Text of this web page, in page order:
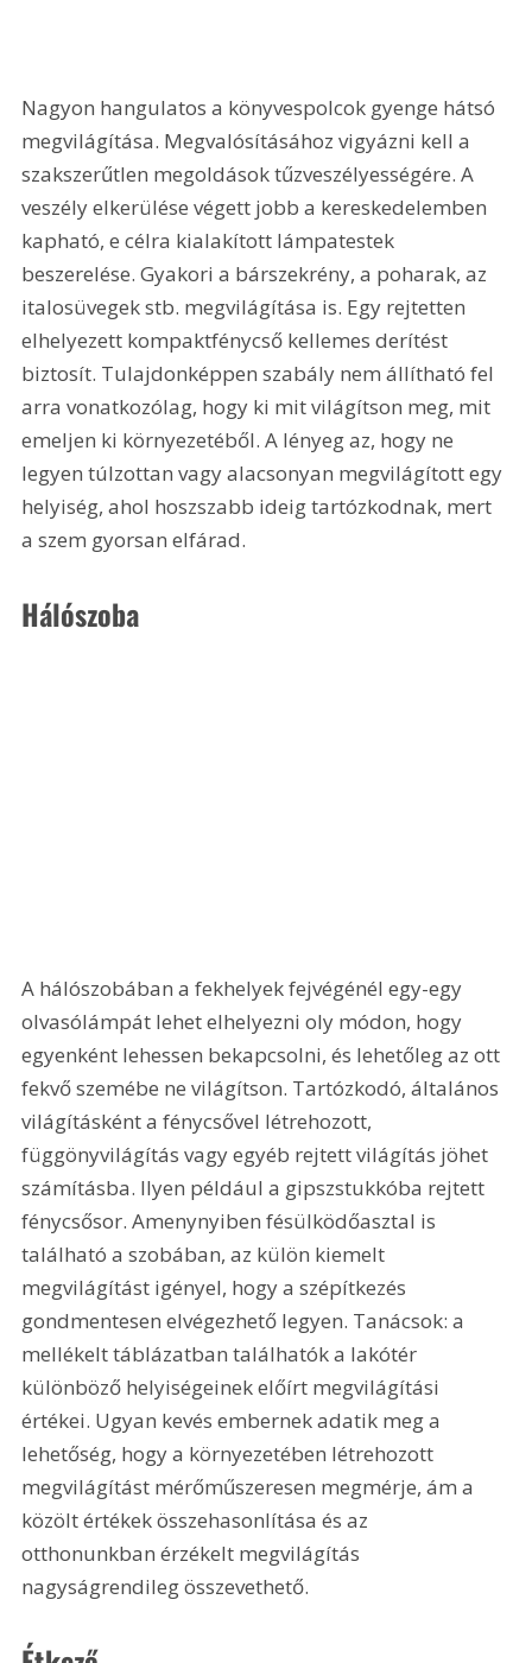
Nagyon hangulatos a könyvespolcok gyenge hátsó
megvilágítása. Megvalósításához vigyázni kell a
szakszerűtlen megoldások tűzveszélyességére. A
veszély elkerülése végett jobb a kereskedelemben
kapható, e célra kialakított lámpatestek
beszerelése. Gyakori a bárszekrény, a poharak, az
italosüvegek stb. megvilágítása is. Egy rejtetten
elhelyezett kompaktfénycső kellemes derítést
biztosít. Tulajdonképpen szabály nem állítható fel
arra vonatkozólag, hogy ki mit világítson meg, mit
emeljen ki környezetéből. A lényeg az, hogy ne
legyen túlzottan vagy alacsonyan megvilágított egy
helyiség, ahol hoszszabb ideig tartózkodnak, mert
a szem gyorsan elfárad.
Hálószoba
A hálószobában a fekhelyek fejvégénél egy-egy
olvasólámpát lehet elhelyezni oly módon, hogy
egyenként lehessen bekapcsolni, és lehetőleg az ott
fekvő szemébe ne világítson. Tartózkodó, általános
világításként a fénycsővel létrehozott,
függönyvilágítás vagy egyéb rejtett világítás jöhet
számításba. Ilyen például a gipszstukkóba rejtett
fénycsősor. Amenynyiben fésülködőasztal is
található a szobában, az külön kiemelt
megvilágítást igényel, hogy a szépítkezés
gondmentesen elvégezhető legyen. Tanácsok: a
mellékelt táblázatban találhatók a lakótér
különböző helyiségeinek előírt megvilágítási
értékei. Ugyan kevés embernek adatik meg a
lehetőség, hogy a környezetében létrehozott
megvilágítást mérőműszeresen megmérje, ám a
közölt értékek összehasonlítása és az
otthonunkban érzékelt megvilágítás
nagyságrendileg összevethető.